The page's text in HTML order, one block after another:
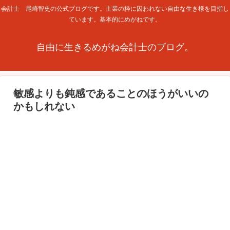
会計士 尾崎智史の公式ブログです。士業の枠に囚われない自由な生き様を目指し
ています。基本的にめがねです。
自由に生きるめがね会計士のブログ。
敏感よりも鈍感であることのほうがいいの
かもしれない